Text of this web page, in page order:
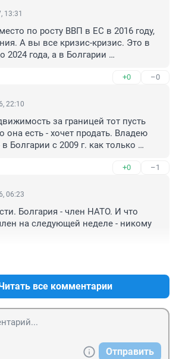
13:31
по росту ВВП в ЕС в 2016 году,
А вы все кризис-кризис. Это в
2024 года, а в Болгарии
+0 –0
22:10
за границей тот пусть
она есть - хочет продать. Владею
Болгарии с 2009 г. как только
наши деньги всё было дёшево,
как и у нас. Билеты стоят
иметь дом или квартиру на море, то
берегу.
+0 –1
06:23
Болгария - член НАТО. И что
на следующей неделе - никому
все комментарии
Отправить